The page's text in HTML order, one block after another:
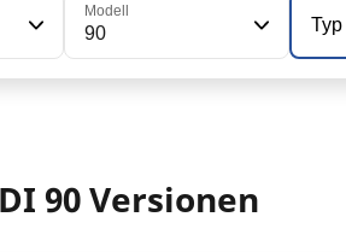
Modell
90 Typ
90 Versionen